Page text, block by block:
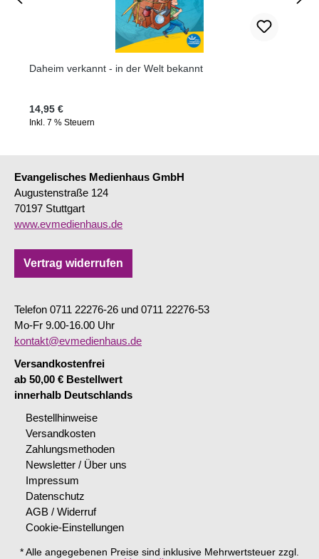
Daheim verkannt - in der Welt bekannt
Regulärer Preis:
14,95 €
Inkl. 7 % Steuern
Evangelisches Medienhaus GmbH
Augustenstraße 124
70197 Stuttgart
www.evmedienhaus.de
Vertrag widerrufen
Telefon 0711 22276-26 und 0711 22276-53
Mo-Fr 9.00-16.00 Uhr
kontakt@evmedienhaus.de
Versandkostenfrei
ab 50,00 € Bestellwert
innerhalb Deutschlands
Bestellhinweise
Versandkosten
Zahlungsmethoden
Newsletter / Über uns
Impressum
Datenschutz
AGB / Widerruf
Cookie-Einstellungen
* Alle angegebenen Preise sind inklusive Mehrwertsteuer zzgl.